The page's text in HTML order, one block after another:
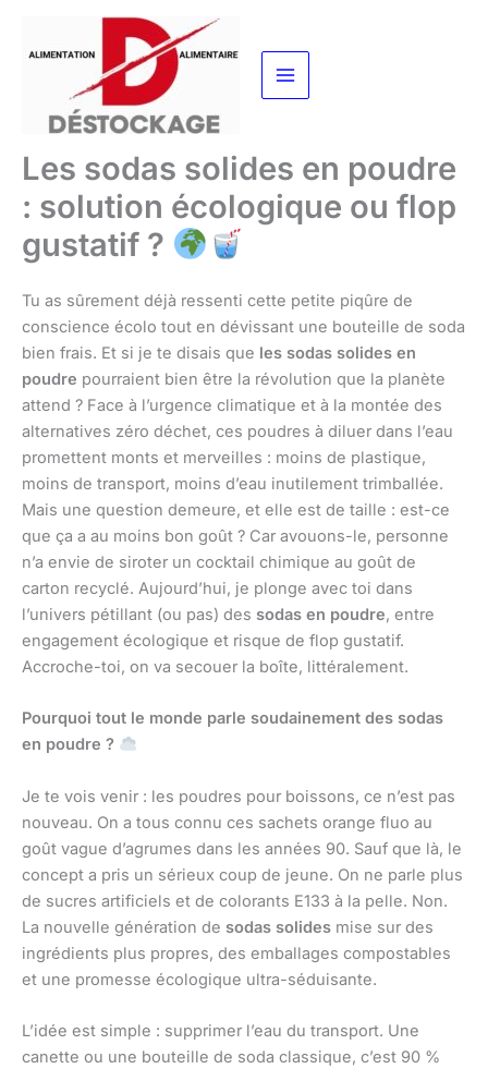
contenu
Les sodas solides en poudre
: solution écologique ou flop
gustatif ?
Tu as sûrement déjà ressenti cette petite piqûre de
conscience écolo tout en dévissant une bouteille de soda
bien frais. Et si je te disais que les sodas solides en
poudre pourraient bien être la révolution que la planète
attend ? Face à l’urgence climatique et à la montée des
alternatives zéro déchet, ces poudres à diluer dans l’eau
promettent monts et merveilles : moins de plastique,
moins de transport, moins d’eau inutilement trimballée.
Mais une question demeure, et elle est de taille : est-ce
que ça a au moins bon goût ? Car avouons-le, personne
n’a envie de siroter un cocktail chimique au goût de
carton recyclé. Aujourd’hui, je plonge avec toi dans
l’univers pétillant (ou pas) des sodas en poudre, entre
engagement écologique et risque de flop gustatif.
Accroche-toi, on va secouer la boîte, littéralement.
Pourquoi tout le monde parle soudainement des sodas
en poudre ?
Je te vois venir : les poudres pour boissons, ce n’est pas
nouveau. On a tous connu ces sachets orange fluo au
goût vague d’agrumes dans les années 90. Sauf que là, le
concept a pris un sérieux coup de jeune. On ne parle plus
de sucres artificiels et de colorants E133 à la pelle. Non.
La nouvelle génération de sodas solides mise sur des
ingrédients plus propres, des emballages compostables
et une promesse écologique ultra-séduisante.
L’idée est simple : supprimer l’eau du transport. Une
canette ou une bouteille de soda classique, c’est 90 %